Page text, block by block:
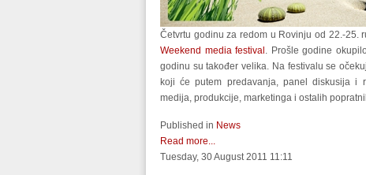
Četvrtu godinu za redom u Rovinju od 22.-25.
Weekend media festival . Prošle godine
godinu su također velika. Na festivalu se
koji će putem predavanja, panel diskusija i
medija, produkcije, marketinga i ostalih
Published in News
Read more...
Tuesday, 30 August 2011 11:11